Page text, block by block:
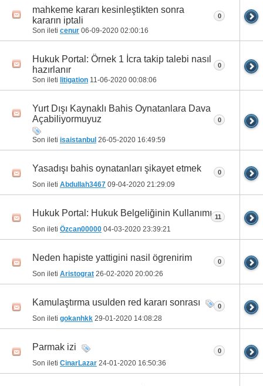
mahkeme kararı kesinleştikten sonra
kararın iptali
Son ileti cenur 06-09-2020 02:00:16
0
Hukuk Portal: Örnek 1 İcra takip talebi nasıl
hazırlanır
Son ileti litigation 11-06-2020 00:08:06
0
Yurt Dışı Kaynaklı Bahis Oynatanlara Dava
Açabiliyormuyuz
Son ileti isaistanbul 26-05-2020 16:49:59
0
Yasadışı bahis oynatanları şikayet etmek
Son ileti Abdullah3467 09-04-2020 21:29:09
0
Hukuk Portal: Hukuk Belgeliğinin Kullanımı
Son ileti Özcan00000 04-03-2020 23:39:21
11
Neden hapiste yattigini nasil ögrenirim
Son ileti Aristograt 26-02-2020 20:00:26
0
Kamulaştırma usulden red kararı sonrası
Son ileti gokanhkk 29-01-2020 14:08:28
0
Parmak izi
Son ileti CinarLazar 24-01-2020 16:50:36
0